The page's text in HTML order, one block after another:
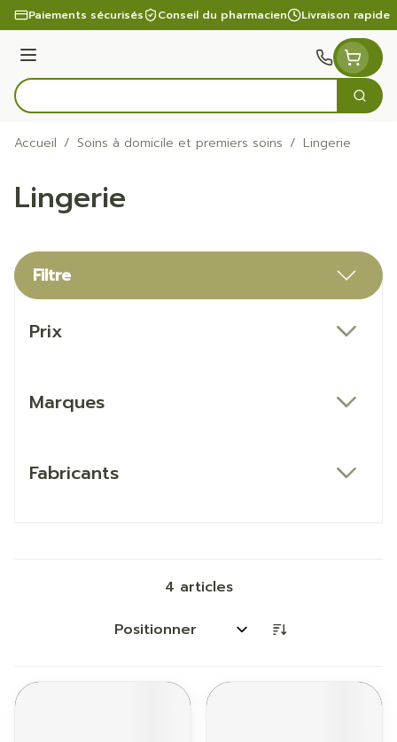
Aller au contenu
Paiements sécurisés Conseil du pharmacien Livraison rapide
Menu
Rechercher
Accueil / Soins à domicile et premiers soins / Lingerie
Lingerie
Filtre
Prix
Marques
Fabricants
4 articles
Trier par: